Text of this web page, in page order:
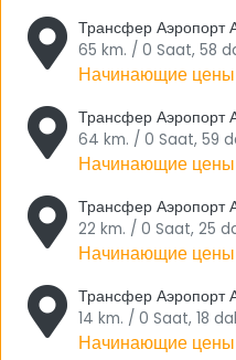
озеро Оймапынар, долина
Среди местных блюд,
турецкой кухне Анталии,
в сковороде,
апельсиновый джем и
Трансфер из/в
Гарантией Tourwix
Когда дело доходит до
на ум приходит
обслуживания, которым
узнать об этой услуге, вы
Трансфер Аэропорт
65 km. / 0 Saat, 58
Начинающие цены
Трансфер Аэропорт
64 km. / 0 Saat, 59
Начинающие цены
Трансфер Аэропорт
22 km. / 0 Saat, 25
Начинающие цены
Трансфер Аэропорт
14 km. / 0 Saat, 18
Начинающие цены